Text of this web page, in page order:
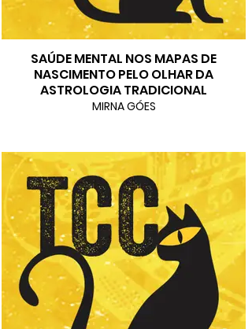
SAÚDE MENTAL NOS MAPAS DE
NASCIMENTO PELO OLHAR DA
ASTROLOGIA TRADICIONAL
MIRNA GÓES